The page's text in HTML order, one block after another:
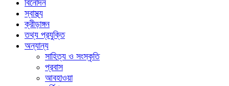
বিনোদন
স্বাস্থ্য
ক্রীড়াঙ্গন
তথ্য প্রযুক্তি
অন্যান্য
সাহিত্য ও সংস্কৃতি
প্রবাস
আবহাওয়া